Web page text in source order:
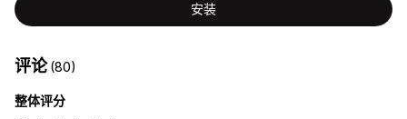
安装
评论(80)
整体评分